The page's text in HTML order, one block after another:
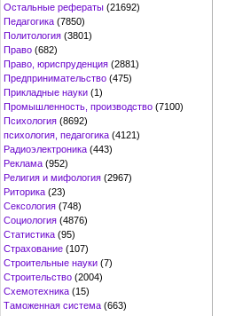
Остальные рефераты (21692)
Педагогика (7850)
Политология (3801)
Право (682)
Право, юриспруденция (2881)
Предпринимательство (475)
Прикладные науки (1)
Промышленность, производство (7100)
Психология (8692)
психология, педагогика (4121)
Радиоэлектроника (443)
Реклама (952)
Религия и мифология (2967)
Риторика (23)
Сексология (748)
Социология (4876)
Статистика (95)
Страхование (107)
Строительные науки (7)
Строительство (2004)
Схемотехника (15)
Таможенная система (663)